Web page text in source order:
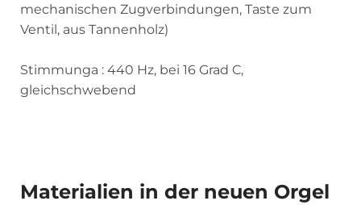
mechanischen Zugverbindungen, Taste zum
Ventil, aus Tannenholz)
Stimmunga : 440 Hz, bei 16 Grad C,
gleichschwebend
Materialien in der neuen Orgel